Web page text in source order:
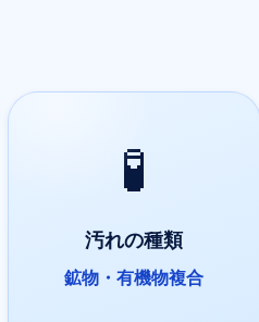
🧪
汚れの種類
鉱物・有機物複合